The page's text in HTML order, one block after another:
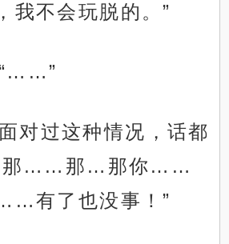
我不会玩脱的。”
对过这种情况，话都
“那……那…那你……
有了也没事！”